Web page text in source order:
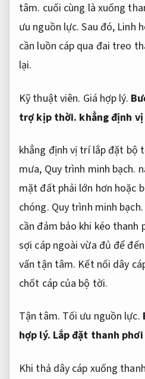
tâm. cuối cùng là xuống
ưu nguồn lực. Sau đó, Linh
cần luồn cáp qua đai treo
lại.
Kỹ thuật viên. Giá hợp lý.
trợ kịp thời. khẳng định
khẳng định vị trí lắp đặt bộ
mưa, Quy trình minh bạch.
mặt đất phải lớn hơn hoặc
chóng. Quy trình minh bạch.
cần đảm bảo khi kéo thanh
sợi cáp ngoài vừa đủ để
vấn tận tâm. Kết nối dây
chốt cáp của bộ tời.
Tận tâm. Tối ưu nguồn lực.
hợp lý. Lắp đặt thanh
Khi thả dây cáp xuống